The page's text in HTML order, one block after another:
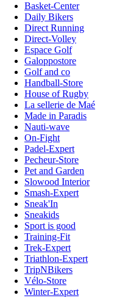
Basket-Center
Daily Bikers
Direct Running
Direct-Volley
Espace Golf
Galoppostore
Golf and co
Handball-Store
House of Rugby
La sellerie de Maé
Made in Paradis
Nauti-wave
On-Fight
Padel-Expert
Pecheur-Store
Pet and Garden
Slowood Interior
Smash-Expert
Sneak'In
Sneakids
Sport is good
Training-Fit
Trek-Expert
Triathlon-Expert
TripNBikers
Vélo-Store
Winter-Expert